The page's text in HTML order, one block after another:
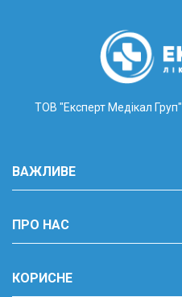
ТОВ "Експерт Медікал Груп"
ВАЖЛИВЕ
ПРО НАС
КОРИСНЕ